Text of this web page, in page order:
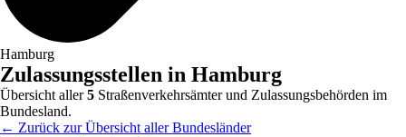
Hamburg
Zulassungsstellen in Hamburg
Übersicht aller5 Straßenverkehrsämter und Zulassungsbehörden im
Bundesland.
← Zurück zur Übersicht aller Bundesländer